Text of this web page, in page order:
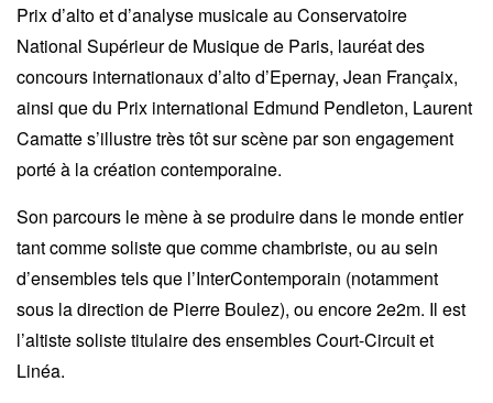
Prix d’alto et d’analyse musicale au Conservatoire
National Supérieur de Musique de Paris, lauréat des
concours internationaux d’alto d’Epernay, Jean Françaix,
ainsi que du Prix international Edmund Pendleton, Laurent
Camatte s’illustre très tôt sur scène par son engagement
porté à la création contemporaine.
Son parcours le mène à se produire dans le monde entier
tant comme soliste que comme chambriste, ou au sein
d’ensembles tels que l’InterContemporain (notamment
sous la direction de Pierre Boulez), ou encore 2e2m. Il est
l’altiste soliste titulaire des ensembles Court-Circuit et
Linéa.